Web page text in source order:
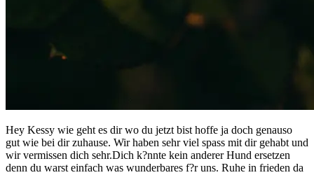
Hey Kessy wie geht es dir wo du jetzt bist hoffe ja doch genauso
gut wie bei dir zuhause. Wir haben sehr viel spass mit dir gehabt und
wir vermissen dich sehr.Dich k?nnte kein anderer Hund ersetzen
denn du warst einfach was wunderbares f?r uns. Ruhe in frieden da